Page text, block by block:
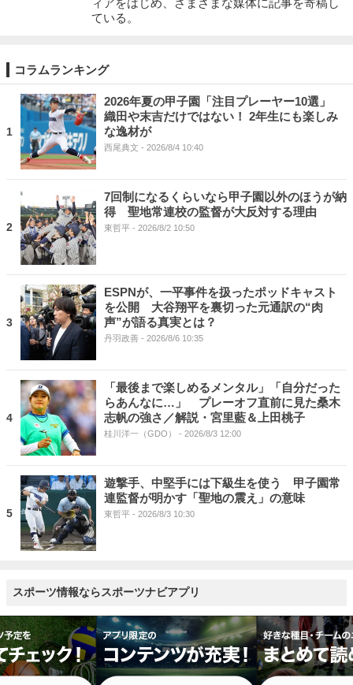
ィアをはじめ、さまざまな媒体に記事を寄稿し
ている。
コラムランキング
1
2026年夏の甲子園「注目プレーヤー10選」
織田や末吉だけではない！ 2年生にも楽しみ
な逸材が
西尾典文 - 2026/8/4 10:40
2
7回制になるくらいなら甲子園以外のほうが納
得 聖地常連校の監督が大反対する理由
東哲平 - 2026/8/2 10:50
3
ESPNが、一平事件を扱ったポッドキャスト
を公開 大谷翔平を裏切った元通訳の“肉
声”が語る真実とは？
丹羽政善 - 2026/8/6 10:35
4
「最後まで楽しめるメンタル」「自分だった
らあんなに…」 プレーオフ直前に見た桑木
志帆の強さ／解説・宮里藍＆上田桃子
桂川洋一（GDO） - 2026/8/3 12:00
5
遊撃手、中堅手には下級生を使う 甲子園常
連監督が明かす「聖地の震え」の意味
東哲平 - 2026/8/3 10:30
スポーツ情報ならスポーツナビアプリ